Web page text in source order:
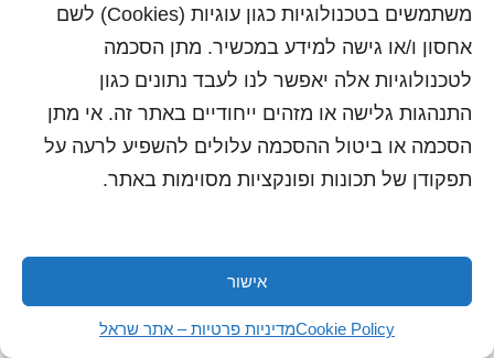
משתמשים בטכנולוגיות כגון עוגיות (Cookies) לשם
אחסון ו/או גישה למידע במכשיר. מתן הסכמה
לטכנולוגיות אלה יאפשר לנו לעבד נתונים כגון
התנהגות גלישה או מזהים ייחודיים באתר זה. אי מתן
הסכמה או ביטול ההסכמה עלולים להשפיע לרעה על
תפקודן של תכונות ופונקציות מסוימות באתר.
אישור
Cookie Policyמדיניות פרטיות – אתר שראל
כל הזכויות שמורות לשראל 2018 | עיצוב ותכנות: סטודיו
"היוצרים"